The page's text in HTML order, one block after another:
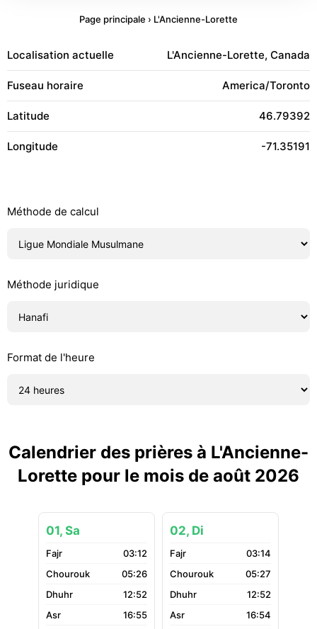
Page principale › L'Ancienne-Lorette
Localisation actuelle L'Ancienne-Lorette, Canada
Fuseau horaire America/Toronto
Latitude 46.79392
Longitude -71.35191
Méthode de calcul
Méthode juridique
Format de l'heure
Calendrier des prières à L'Ancienne-
Lorette pour le mois de août 2026
01, Sa
03:12
05:26
12:52
16:55
02, Di
03:14
05:27
12:52
16:54